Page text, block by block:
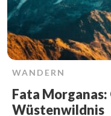
WANDERN
Fata
Wüstenwildnis